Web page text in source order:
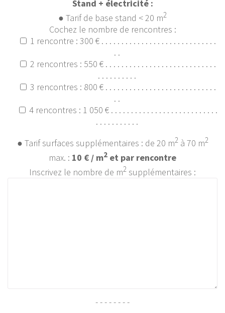
Stand + électricité :
● Tarif de base stand < 20 m2
Cochez le nombre de rencontres :
1 rencontre : 300 € . . . . . . . . . . . . . . . . . . . . . . . . . . . . .
. .
2 rencontres : 550 € . . . . . . . . . . . . . . . . . . . . . . . . . . . .
. . . . . . . . . .
3 rencontres : 800 € . . . . . . . . . . . . . . . . . . . . . . . . . . . .
. .
4 rencontres : 1 050 € . . . . . . . . . . . . . . . . . . . . . . . . . . .
. . . . . . . . . . .
● Tarif surfaces supplémentaires : de 20 m2à 70 m2
max. : 10 € / m2 et par rencontre
Inscrivez le nombre de m2 supplémentaires :
- - - - - - - -